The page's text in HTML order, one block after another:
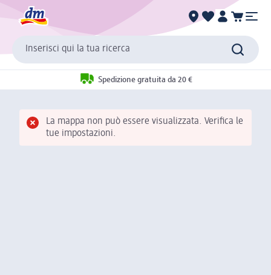
Inserisci qui la tua ricerca
Spedizione gratuita da 20 €
La mappa non può essere visualizzata. Verifica le
tue impostazioni.